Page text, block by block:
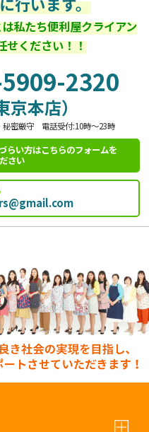
私たち便利屋クライアン
せください！！
2320
京本店）
秘密厳守 電話受付:10時～23時
らい方はこちらのフォームを
さい